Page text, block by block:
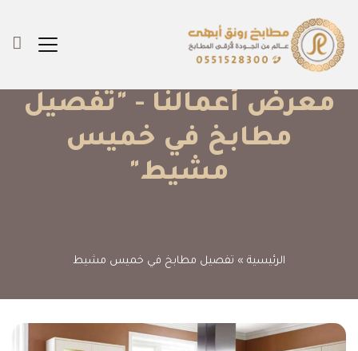
معرض أعمالنا - "تفصيل
مطابخ في خميس
مشيط"
الرئيسية » تفصيل مطابخ في خميس مشيط